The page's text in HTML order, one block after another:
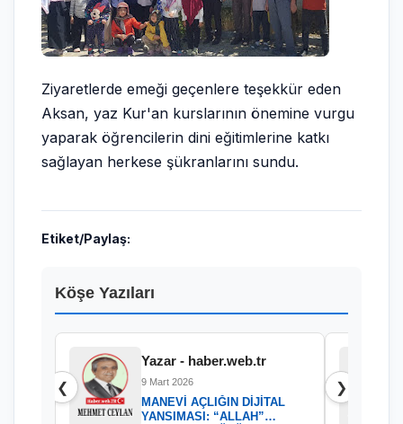
Ziyaretlerde emeği geçenlere teşekkür eden
Aksan, yaz Kur'an kurslarının önemine vurgu
yaparak öğrencilerin dini eğitimlerine katkı
sağlayan herkese şükranlarını sundu.
Etiket/Paylaş:
Köşe Yazıları
❮
Yazar - haber.web.tr
9 Mart 2026
MANEVİ AÇLIĞIN DİJİTAL
YANSIMASI: “ALLAH”
❯